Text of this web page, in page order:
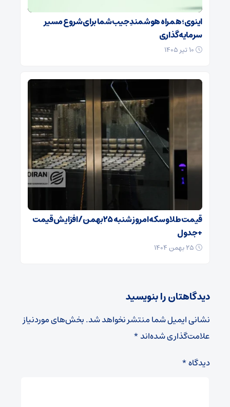
اینوی؛ همراه هوشمندِ جیب شما برای شروع مسیر
سرمایه‌گذاری
قیمت طلا و سکه امروز شنبه ۲۵بهمن/ افزایش قیمت
+ جدول
دیدگاهتان را بنویسید
نشانی ایمیل شما منتشر نخواهد شد.بخش‌های موردنیاز
علامت‌گذاری شده‌اند*
دیدگاه*